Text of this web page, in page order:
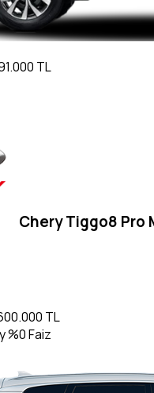
TL
Chery Tiggo8 Pro
TL
%0 Faiz